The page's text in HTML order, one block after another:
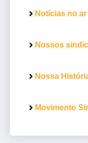
Notícias no ar
Nossos
Nossa
Movimento